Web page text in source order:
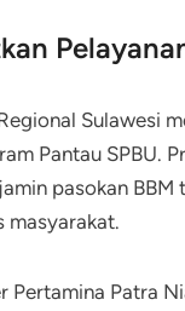
Sulawesi
Pantau SPBU.
pasokan
masyarakat.
Pertamina Patra